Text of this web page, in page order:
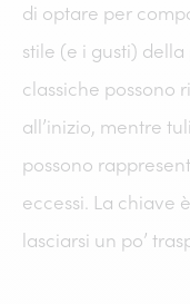
di optare per
stile (e i gusti)
classiche possono
all’inizio, mentre
possono
eccessi. La chiave
lasciarsi un po’